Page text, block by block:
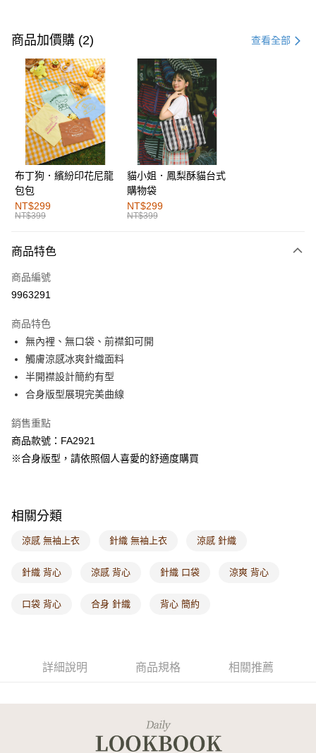
信用卡一次付款
購物金
超商取貨付款
LINE Pay
街口支付
運送方式
全家取貨付款
每筆NT$60，滿NT$1,000(含以上)免運費
付款後全家取貨
萊爾富取貨付款
付款後萊爾富取貨
每筆NT$60，滿NT$1,000(含以上)免運費
7-11取貨付款
每筆NT$60，滿NT$1,000(含以上)免運費
付款後7-11取貨
每筆NT$60，滿NT$1,000(含以上)免運費
付款後門市自取
每筆NT$60，滿NT$1,000(含以上)免運費
商品加價購 (2) 查看全部
布丁狗．繽紛印花尼龍
包包
NT$299
NT$399
貓小姐．鳳梨酥貓台式
購物袋
NT$299
NT$399
商品特色
商品編號
9963291
商品特色
無內裡、無口袋、前襟釦可開
觸膚涼感冰爽針織面料
半開襟設計簡約有型
合身版型展現完美曲線
銷售重點
商品款號：FA2921
※合身版型，請依照個人喜愛的舒適度購買
相關分類
涼感 無袖上衣 針織 無袖上衣 涼感 針織
針織 背心 涼感 背心 針織 口袋 涼爽 背心
口袋 背心 合身 針織 背心 簡約
詳細說明 商品規格 相關推薦